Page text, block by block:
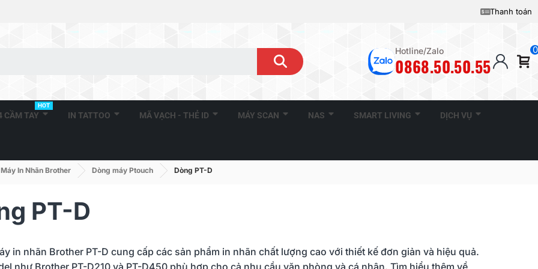
Thanh toán
Hotline/Zalo
0868.50.50.55
0
CẦM TAY
HOT
IN TATTOO MÃ VẠCH - THẺ ID MÁY SCAN NAS SMART LIVING DỊCH VỤ
Máy In Nhãn Brother Dòng máy Ptouch Dòng PT-D
PT-D
in nhãn Brother PT-D cung cấp các sản phẩm in nhãn chất lượng cao với thiết kế đơn giản và hiệu quả.
như Brother PT-D210 và PT-D450 phù hợp cho cả nhu cầu văn phòng và cá nhân. Tìm hiểu thêm về